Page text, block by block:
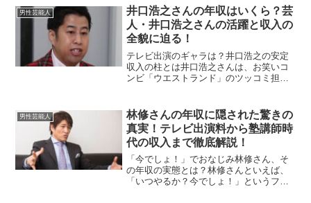
ンの間では有名な存在です。竹内さん自
身も家族との関係をと...
男性芸能人
井口浩之さんの年収はいくら？芸
人・井口浩之さんの活躍と収入の
全貌に迫る！
テレビ出演のギャラは？井口浩之の安定
収入の柱とは井口浩之さんは、お笑いコ
ンビ「ウエストランド」のツッコミ担当
常連芸人となりました。特にゴールデン
帯のバラエティ番組...
男性芸能人
林修さんの年収に隠された驚きの
真実！テレビ出演料から塾講師時
代の収入まで徹底解説！
「今でしょ！」でおなじみ林修さん、そ
の年収の実態とは？林修さんといえば、
「いつやるか？今でしょ！」というフレ